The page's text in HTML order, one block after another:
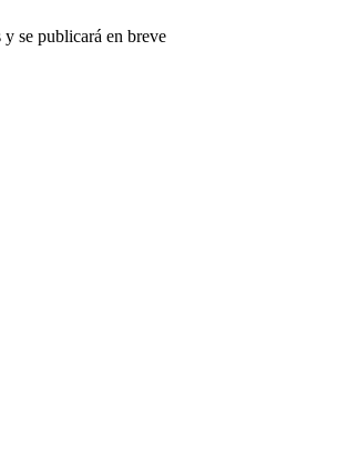
y se publicará en breve